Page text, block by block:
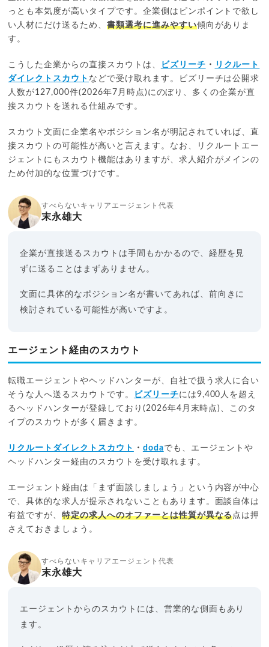
っとも本気度が高いタイプです。企業側はピンポイントで欲し
い人材にだけ送るため、 書類選考に進みやすい傾向がありま
す。
こうした企業からの直接スカウトは、 ビズリーチ ・
リクルート
ダイレクトスカウト などで受け取れます。ビズリーチは公開求
人数が127,000件(2026年7月時点)にのぼり、多くの企業が直
接スカウトを送れる仕組みです。
スカウト文面に企業名やポジション名が明記されていれば、直
接スカウトの可能性が高いと言えます。なお、リクルートエー
ジェントにもスカウト機能はありますが、求人紹介がメインの
ため付加的な位置づけです。
すべらないキャリアエージェント代表
末永雄大
企業が直接送るスカウトは手間もかかるので、経歴を見
ずに送ることはまずありません。
文面に具体的なポジション名が書いてあれば、前向きに
検討されている可能性が高いですよ。
エージェント経由のスカウト
転職エージェントやヘッドハンターが、自社で扱う求人に合い
そうな人へ送るスカウトです。
ビズリーチには9,400人を超え
るヘッドハンターが登録しており(2026年4月末時点)、このタ
イプのスカウトが多く届きます。
リクルートダイレクトスカウト ・ dodaでも、エージェントや
ヘッドハンター経由のスカウトを受け取れます。
エージェント経由は「まず面談しましょう」という内容が中心
で、具体的な求人が提示されないこともあります。面談自体は
有益ですが、特定の求人へのオファーとは性質が異なる点は押
さえておきましょう。
すべらないキャリアエージェント代表
末永雄大
エージェントからのスカウトには、営業的な側面もあり
ます。